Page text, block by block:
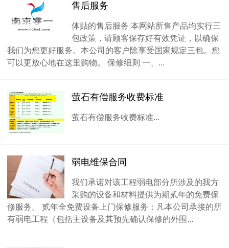
售后服务
体贴的售后服务 本网站所售产品均实行三
包政策，请顾客保存好有效凭证，以确保
我们为您更好服务。本公司的客户除享受国家规定三包。您
可以更放心地在这里购物。 保修细则 一、...
萤石有偿服务收费标准
萤石有偿服务收费标准...
弱电维保合同
我们承诺对该工程弱电部分所涉及的我方
采购的设备和材料提供为期贰年的免费保
修服务。 贰年全免费设备上门保修服务：凡本公司承接的所
有弱电工程（包括主设备及其预先确认保修的外围...